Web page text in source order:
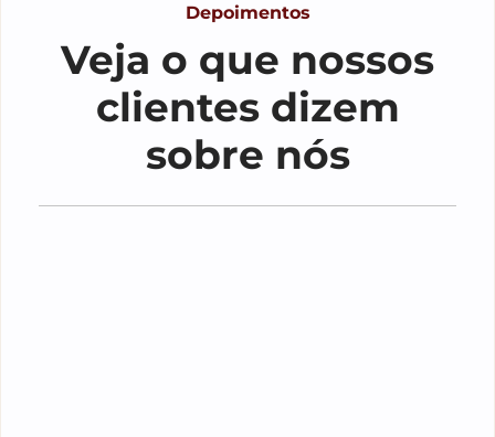
Depoimentos
Veja o que nossos
clientes dizem
sobre nós